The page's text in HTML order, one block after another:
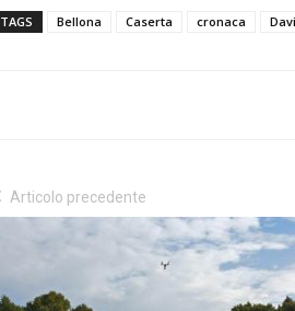
TAGS Bellona Caserta cronaca
Articolo precedente